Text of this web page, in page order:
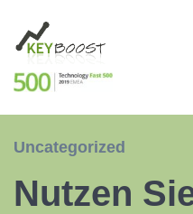
Uncategorized
Nutzen